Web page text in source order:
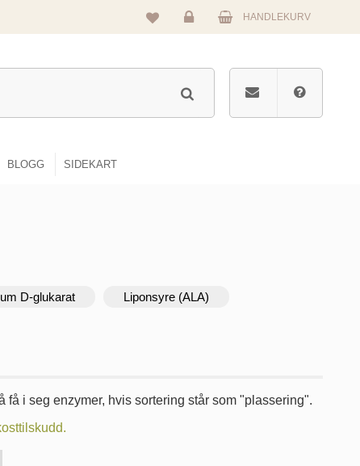
Logg
HANDLEKURV
BLOGG SIDEKART
D-glukarat Liponsyre (ALA)
i seg enzymer, hvis sortering står som "plassering".